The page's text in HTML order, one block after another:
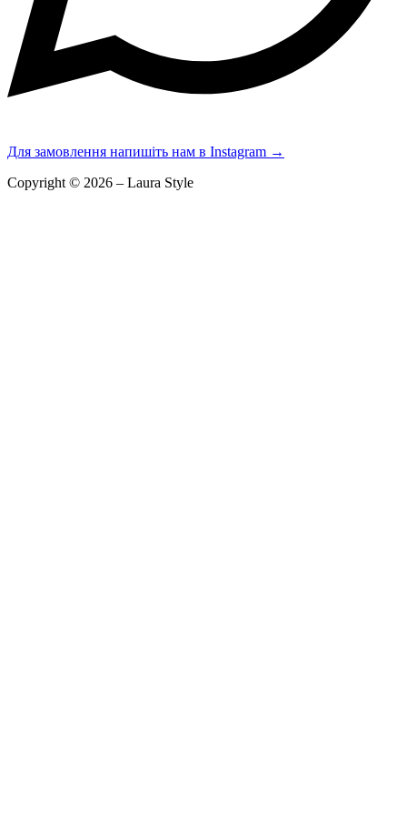
Для замовлення напишіть нам в Instagram →
Copyright © 2026 – Laura Style